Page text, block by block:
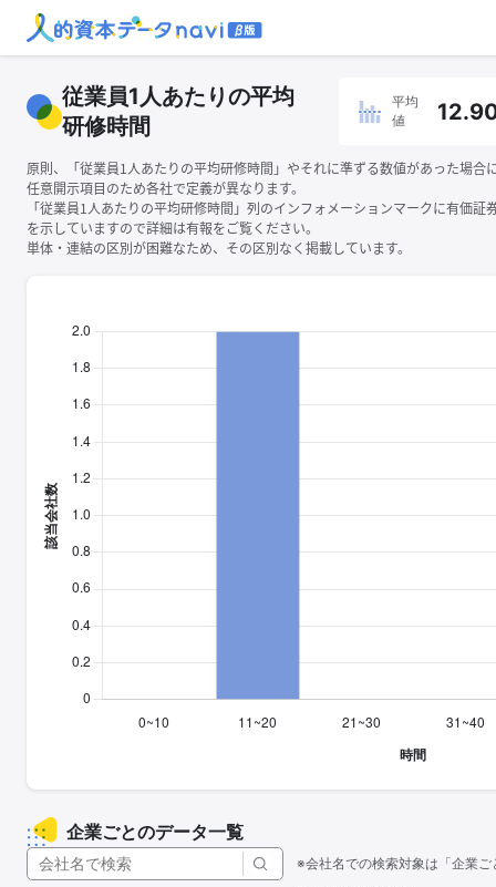
従業員1人あたりの平均
研修時間
平均
値
原則、「従業員1人あたりの平均研修時間」やそれに準ずる数値があった場合
任意開示項目のため各社で定義が異なります。
「従業員1人あたりの平均研修時間」列のインフォメーションマークに有価証
を示していますので詳細は有報をご覧ください。
単体・連結の区別が困難なため、その区別なく掲載しています。
企業ごとのデータ一覧
※会社名での検索対象は「企業